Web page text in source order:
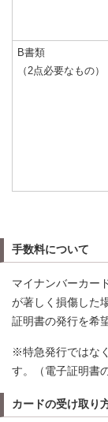
B書類
（2点必要なもの）
手数料について
マイナンバーカー
が著しく損傷した
証明書の発行を希
※特急発行ではな
す。（電子証明書
カードの受け取り